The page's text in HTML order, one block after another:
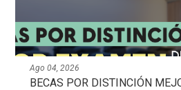
Ago 04, 2026
BECAS POR DISTINCIÓN